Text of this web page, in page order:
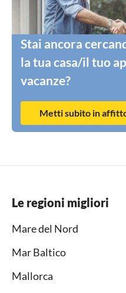
Stai ancora
la tua casa/il tuo
vacanze?
Metti subito in
Le regioni migliori
Mare del Nord
Mar Baltico
Mallorca